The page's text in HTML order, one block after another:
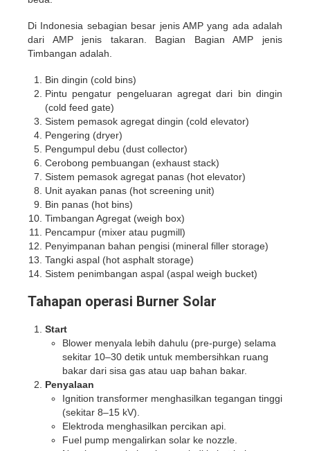
Di Indonesia sebagian besar jenis AMP yang ada adalah
dari AMP jenis takaran. Bagian Bagian AMP jenis
Timbangan adalah.
Bin dingin (cold bins)
Pintu pengatur pengeluaran agregat dari bin dingin
(cold feed gate)
Sistem pemasok agregat dingin (cold elevator)
Pengering (dryer)
Pengumpul debu (dust collector)
Cerobong pembuangan (exhaust stack)
Sistem pemasok agregat panas (hot elevator)
Unit ayakan panas (hot screening unit)
Bin panas (hot bins)
Timbangan Agregat (weigh box)
Pencampur (mixer atau pugmill)
Penyimpanan bahan pengisi (mineral filler storage)
Tangki aspal (hot asphalt storage)
Sistem penimbangan aspal (aspal weigh bucket)
Tahapan operasi Burner Solar
Start
Blower menyala lebih dahulu (pre-purge) selama
sekitar 10–30 detik untuk membersihkan ruang
bakar dari sisa gas atau uap bahan bakar.
Penyalaan
Ignition transformer menghasilkan tegangan tinggi
(sekitar 8–15 kV).
Elektroda menghasilkan percikan api.
Fuel pump mengalirkan solar ke nozzle.